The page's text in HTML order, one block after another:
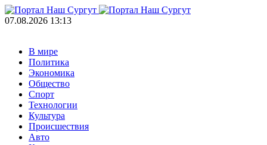
07.08.2026 13:13
В мире
Политика
Экономика
Общество
Спорт
Технологии
Культура
Происшествия
Авто